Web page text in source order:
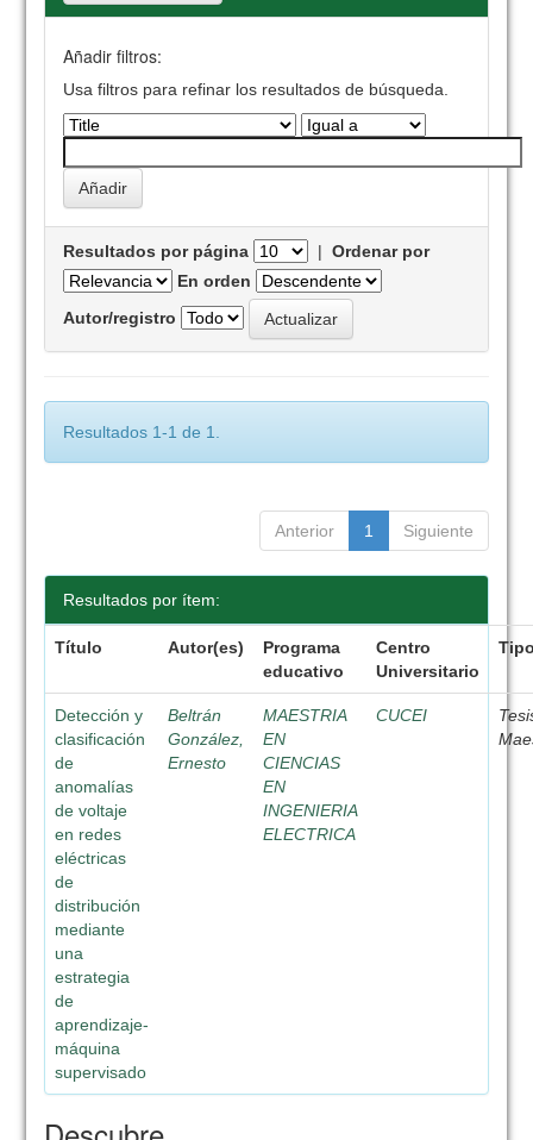
Añadir filtros:
Usa filtros para refinar los resultados de búsqueda.
Resultados por página |Ordenar por
En orden
Autor/registro
Resultados 1-1 de 1.
Anterior 1 Siguiente
Resultados por ítem:
Título Autor(es)
Programa
educativo
Centro
Universitario
Detección y
clasificación
de
anomalías
de voltaje
en redes
eléctricas
de
distribución
mediante
una
estrategia
de
aprendizaje-
máquina
supervisado
Beltrán
González,
Ernesto
MAESTRIA
EN
CIENCIAS
EN
INGENIERIA
ELECTRICA
CUCEI